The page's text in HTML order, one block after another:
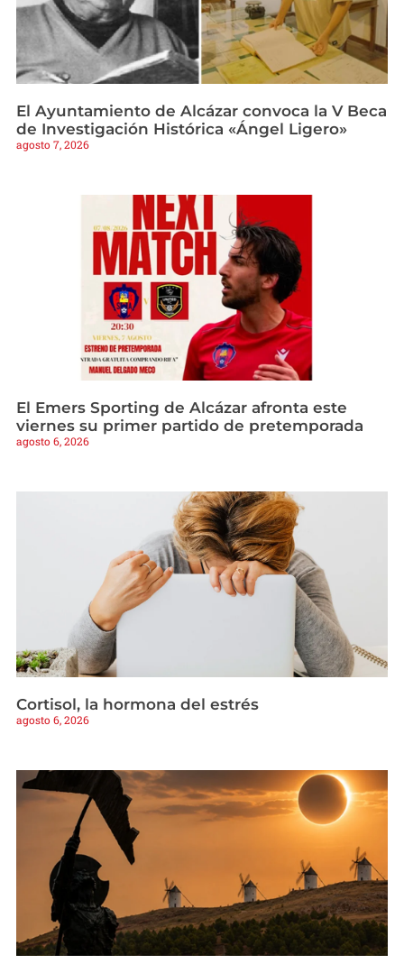
El Ayuntamiento de Alcázar convoca la V Beca
de Investigación Histórica «Ángel Ligero»
agosto 7, 2026
El Emers Sporting de Alcázar afronta este
viernes su primer partido de pretemporada
agosto 6, 2026
Cortisol, la hormona del estrés
agosto 6, 2026